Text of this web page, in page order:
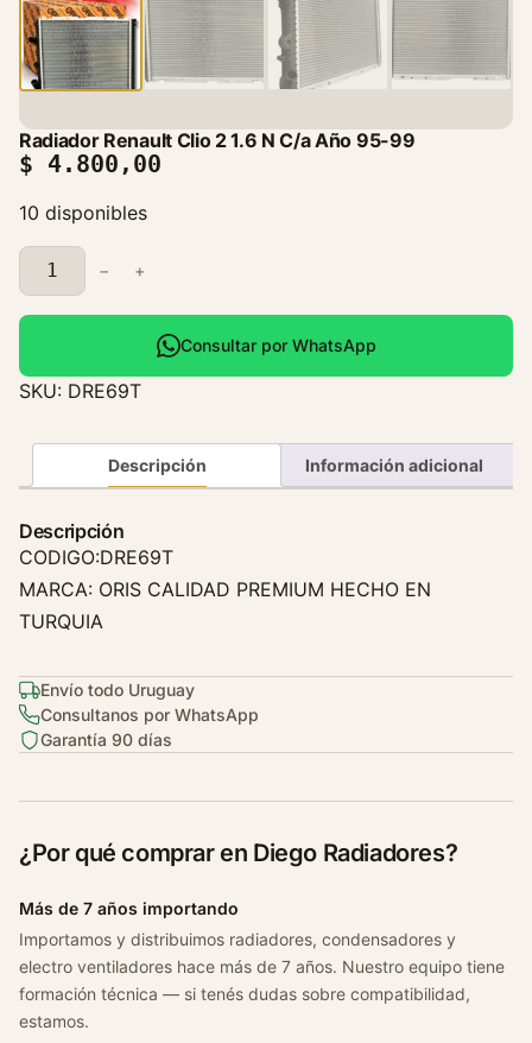
Radiador Renault Clio 2 1.6 N C/a Año 95-99
$ 4.800,00
10 disponibles
R
a
d
a
d
R
n
a
u
C
l
i
2
.
N
C
/
a
A
− +
Consultar por WhatsApp
SKU: DRE69T
Descripción Información adicional
Descripción
CODIGO:DRE69T
MARCA: ORIS CALIDAD PREMIUM HECHO EN
TURQUIA
Envío todo Uruguay
Consultanos por WhatsApp
Garantía 90 días
¿Por qué comprar en Diego Radiadores?
Más de 7 años importando
Importamos y distribuimos radiadores, condensadores y
electro ventiladores hace más de 7 años. Nuestro equipo tiene
formación técnica — si tenés dudas sobre compatibilidad,
estamos.